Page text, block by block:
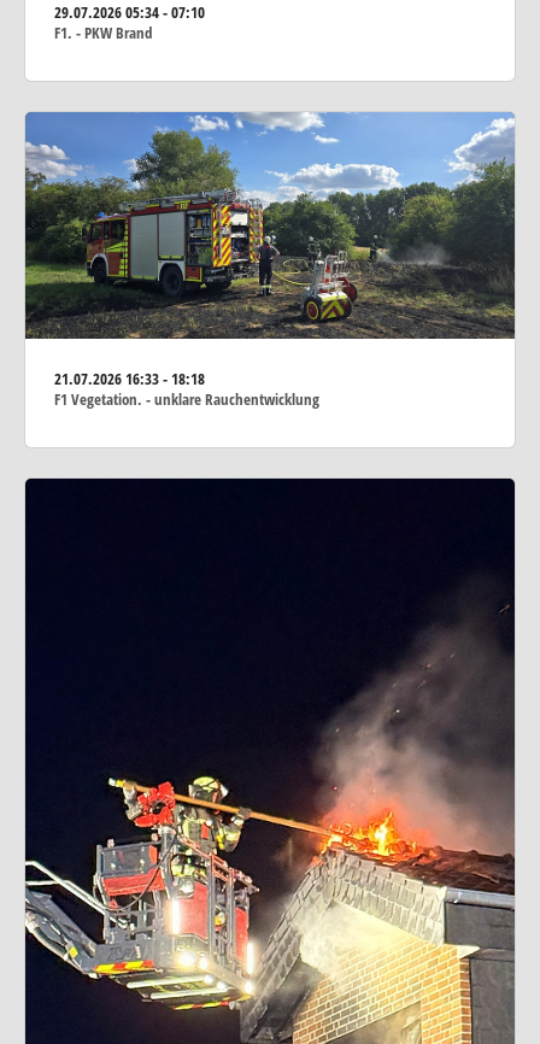
29.07.202605:34 - 07:10
F1. - PKW Brand
21.07.202616:33 - 18:18
F1 Vegetation. - unklare Rauchentwicklung